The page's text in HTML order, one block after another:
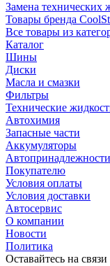
Замена технических
Товары бренда
Все товары из
Каталог
Шины
Диски
Масла и смазки
Фильтры
Технические
Автохимия
Запасные части
Аккумуляторы
Автопринадлежности
Покупателю
Условия оплаты
Условия доставки
Автосервис
О компании
Новости
Политика
Оставайтесь на связи